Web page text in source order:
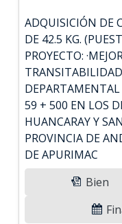
ADQUISICIÓN DE
DE 42.5 KG.
PROYECTO:
59 + 500 EN LOS
HUANCARAY Y
PROVINCIA DE
DE APURIMAC
Bien